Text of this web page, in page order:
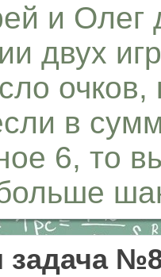
и Олег
двух
в
6, то